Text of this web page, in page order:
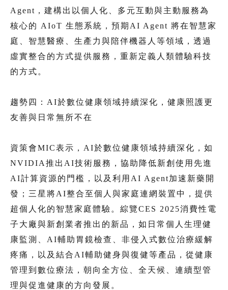
Agent，建構出以個人化、多元互動與主動服務為
核心的 AIoT 生態系統，預期AI Agent 將在智慧家
庭、智慧醫療、生產力與陪伴機器人等領域，透過
虛實整合的方式提供服務，重新定義人類體驗科技
的方式。
趨勢四：AI於數位健康領域持續深化，健康照護更
友善與日常無所不在
資策會MIC表示，AI於數位健康領域持續深化，如
NVIDIA推出AI技術服務，協助降低新創使用先進
AI計算資源的門檻，以及利用AI Agent加速新藥開
發；三星將AI整合至個人與家庭連網裝置中，提供
超個人化的智慧家庭體驗。綜覽CES 2025消費性電
子大廠與新創業者推出的新品，如日常個人生理健
康監測、AI輔助胃鏡檢查、非侵入式數位治療緩解
疼痛，以及結合AI輔助健身與復健等產品，從健康
管理到數位療法，朝向全方位、全天候、連續型管
理與促進健康的方向發展。